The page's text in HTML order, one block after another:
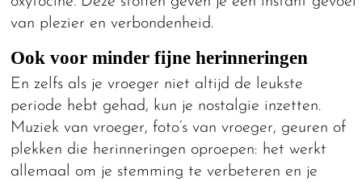
van plezier en verbondenheid.
Ook voor minder fijne herinneringen
En zelfs als je vroeger niet altijd de leukste
periode hebt gehad, kun je nostalgie inzetten.
Muziek van vroeger, foto’s van vroeger, geuren of
plekken die herinneringen oproepen: het werkt
allemaal om je stemming te verbeteren en je